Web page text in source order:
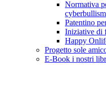
Normativa
Patentino
Iniziative di
Happy
Progetto sole
E-Book i nostri